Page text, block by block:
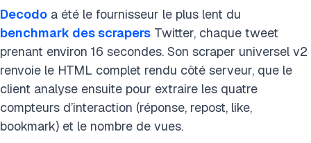
Decodo a été le fournisseur le plus lent du
benchmark des scrapers Twitter, chaque tweet
prenant environ 16 secondes. Son scraper universel v2
renvoie le HTML complet rendu côté serveur, que le
client analyse ensuite pour extraire les quatre
compteurs d’interaction (réponse, repost, like,
bookmark) et le nombre de vues.